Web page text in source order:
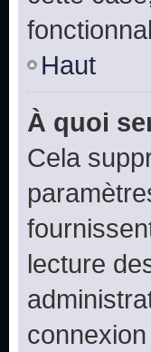
Haut
À quoi
Cela
lecture